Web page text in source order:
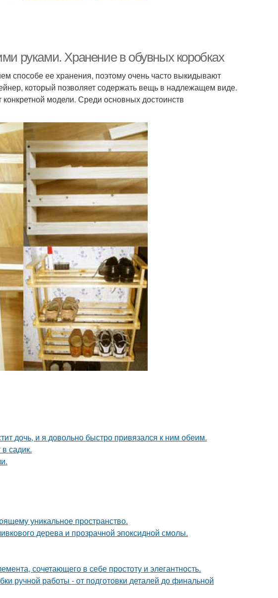
руками. Хранение в обувных коробках
способе ее хранения, поэтому очень часто выкидывают
который позволяет содержать вещь в надлежащем виде.
модели. Среди основных достоинств
дочь, и я довольно быстро привязался к ним обеим.
садик.
уникальное пространство.
дерева и прозрачной эпоксидной смолы.
сочетающего в себе простоту и элегантность.
ручной работы - от подготовки деталей до финальной